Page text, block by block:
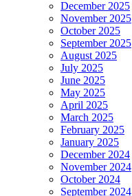
December 2025
November 2025
October 2025
September 2025
August 2025
July 2025
June 2025
May 2025
April 2025
March 2025
February 2025
January 2025
December 2024
November 2024
October 2024
September 2024